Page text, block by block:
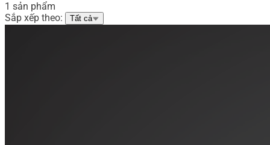
1 sản phẩm
Sắp xếp theo:
Tất cả